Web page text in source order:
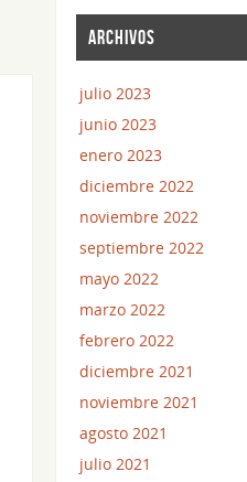
ARCHIVOS
julio 2023
junio 2023
enero 2023
diciembre 2022
noviembre 2022
septiembre 2022
mayo 2022
marzo 2022
febrero 2022
diciembre 2021
noviembre 2021
agosto 2021
julio 2021